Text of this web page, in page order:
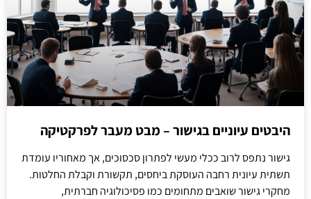
היבטים עיוניים בגישור – מבט מעבר לפרקטיקה
גישור נתפס לרוב ככלי מעשי לפתרון סכסוכים, אך מאחוריו עומדת
תשתית עיונית רחבה העוסקת ביחסים, תקשורת וקבלת החלטות.
מחקרי גישור שואבים מתחומים כמו פסיכולוגיה חברתית,